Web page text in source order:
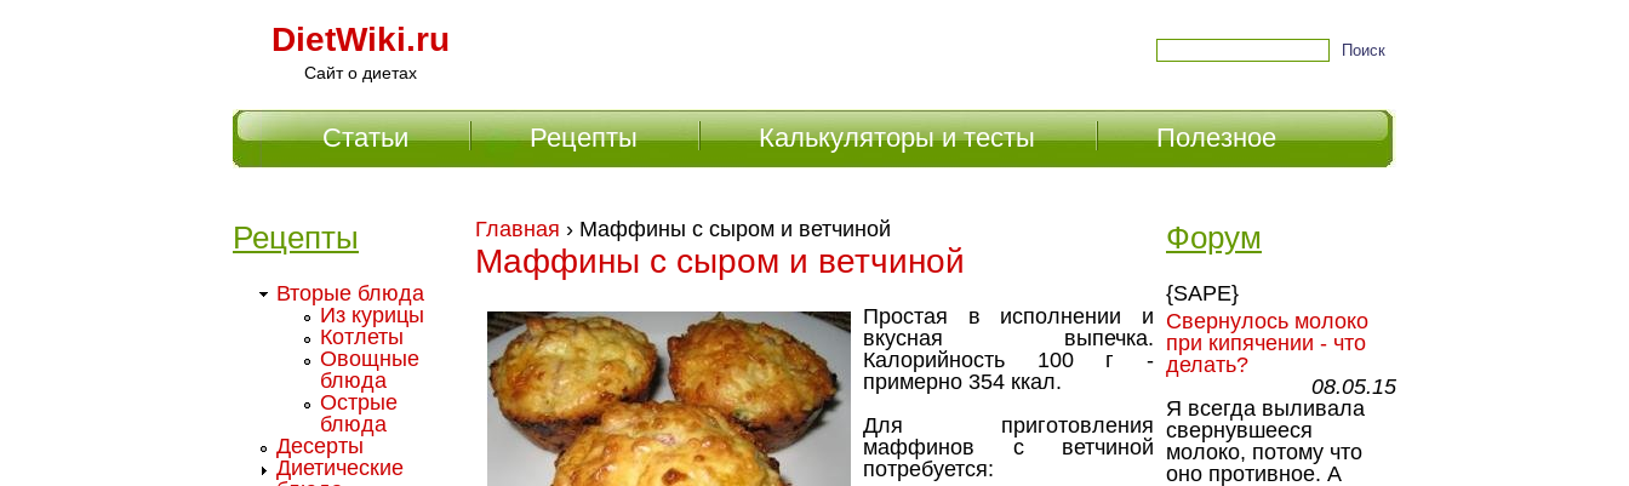
DietWiki.ru
Сайт о диетах
Главная › Маффины с сыром и ветчиной
Маффины с сыром и ветчиной
Простая в исполнении и
вкусная выпечка.
Калорийность 100 г -
примерно 354 ккал.
Для приготовления
маффинов с ветчиной
потребуется:
Главное меню
Статьи Рецепты Калькуляторы и тесты Полезное
Рецепты
Вторые блюда
Из курицы
Котлеты
Овощные
блюда
Острые
блюда
Десерты
Диетические
Форум
{SAPE}
Свернулось молоко
при кипячении - что
делать?
08.05.15
Я всегда выливала
свернувшееся
молоко, потому что
оно противное. А